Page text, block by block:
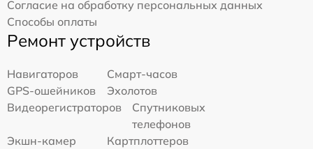
Согласие на обработку персональных данных
Способы оплаты
Ремонт устройств
Навигаторов
Смарт-часов
GPS-ошейников
Эхолотов
Видеорегистраторов
Спутниковых
телефонов
Экшн-камер
Картплоттеров